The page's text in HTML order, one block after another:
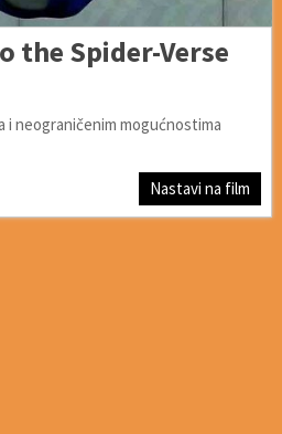
the Spider-Verse
i neograničenim mogućnostima
Nastavi na film